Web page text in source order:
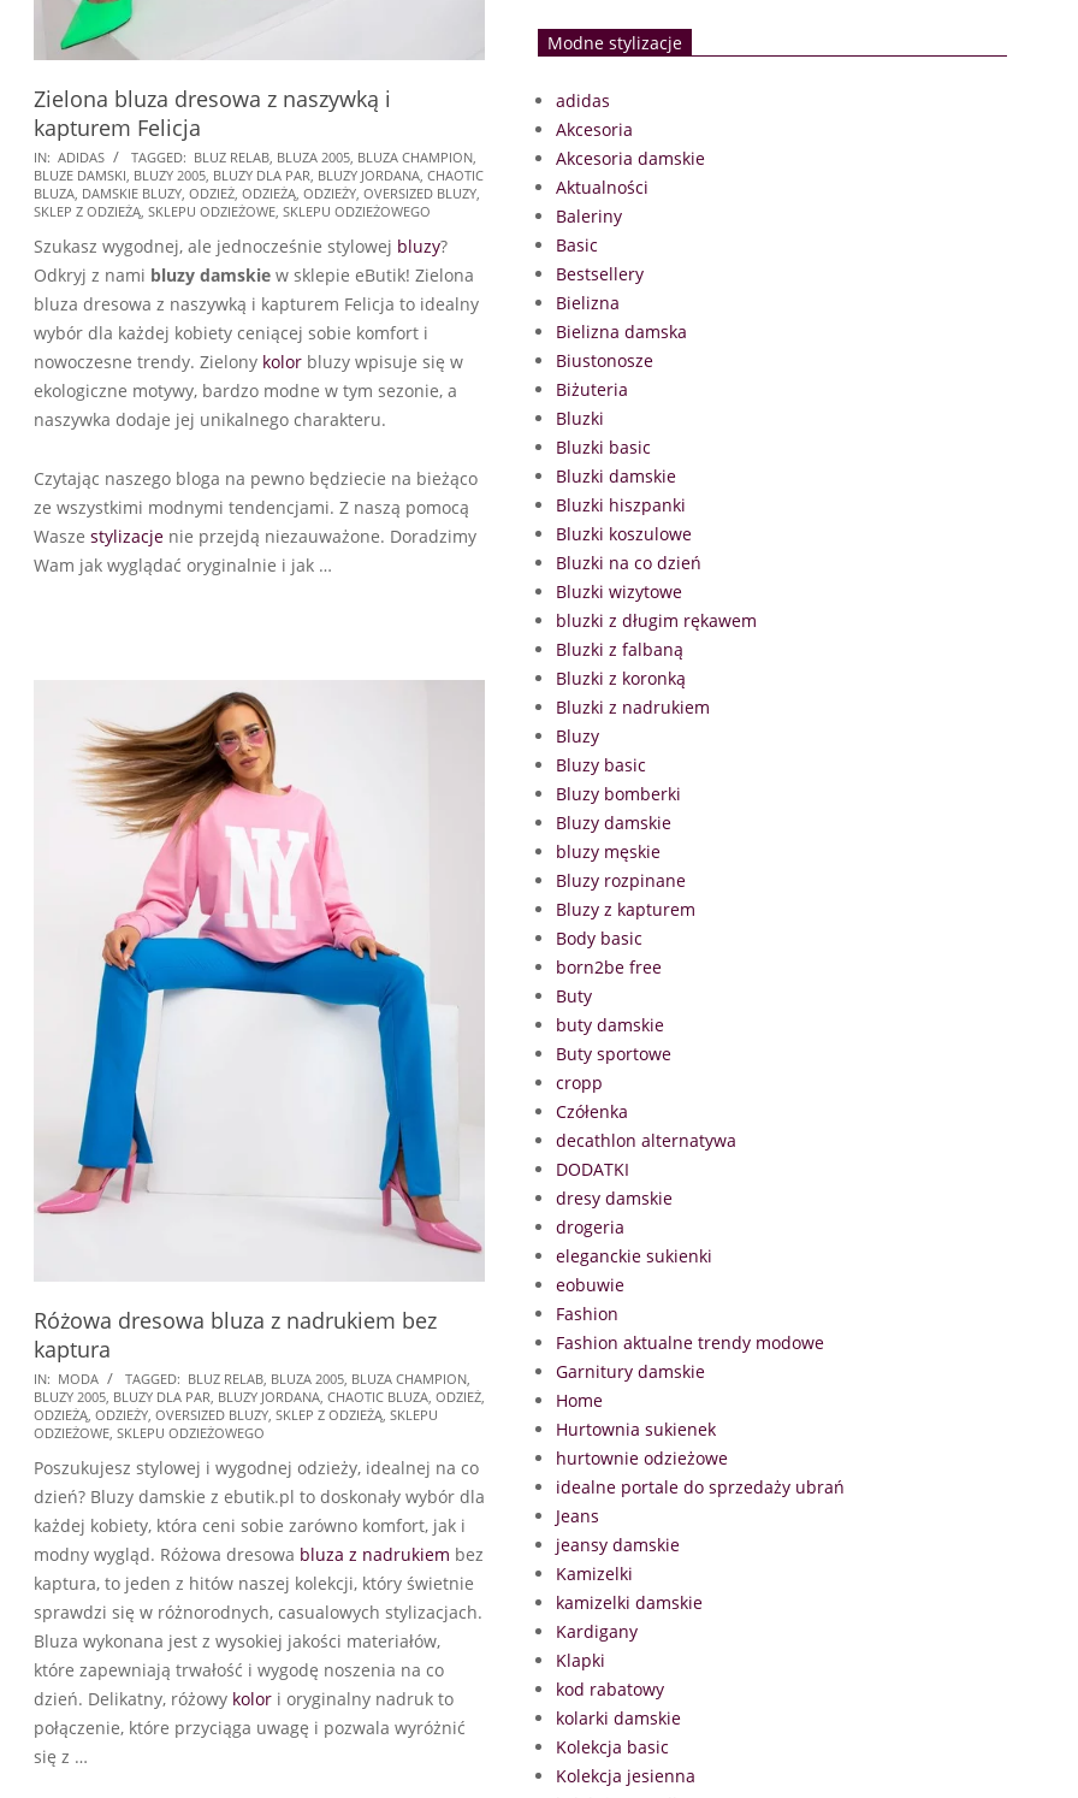
Zielona bluza dresowa z naszywką i
kapturem Felicja
2025-
08-
31
IN: ADIDAS TAGGED: BLUZ RELAB, BLUZA 2005, BLUZA CHAMPION,
BLUZE DAMSKI, BLUZY 2005, BLUZY DLA PAR, BLUZY JORDANA, CHAOTIC
BLUZA, DAMSKIE BLUZY, ODZIEŻ, ODZIEŻĄ, ODZIEŻY, OVERSIZED BLUZY,
SKLEP Z ODZIEŻĄ, SKLEPU ODZIEŻOWE, SKLEPU ODZIEŻOWEGO
Szukasz wygodnej, ale jednocześnie stylowej bluzy?
Odkryj z nami bluzy damskie w sklepie eButik! Zielona
bluza dresowa z naszywką i kapturem Felicja to idealny
wybór dla każdej kobiety ceniącej sobie komfort i
nowoczesne trendy. Zielony kolor bluzy wpisuje się w
ekologiczne motywy, bardzo modne w tym sezonie, a
naszywka dodaje jej unikalnego charakteru.
Czytając naszego bloga na pewno będziecie na bieżąco
ze wszystkimi modnymi tendencjami. Z naszą pomocą
Wasze stylizacje nie przejdą niezauważone. Doradzimy
Wam jak wyglądać oryginalnie i jak …
Różowa dresowa bluza z nadrukiem bez
kaptura
2024-
07-
21
IN: MODA TAGGED: BLUZ RELAB BLUZA 2005 BLUZA CHAMPION
BLUZY 2005 BLUZY DLA PAR BLUZY JORDANA CHAOTIC BLUZA ODZIEŻ
ODZIEŻĄ ODZIEŻY OVERSIZED BLUZY SKLEP Z ODZIEŻĄ SKLEPU
ODZIEŻOWE SKLEPU ODZIEŻOWEGO
Poszukujesz stylowej i wygodnej odzieży, idealnej na co
dzień? Bluzy damskie z ebutik.pl to doskonały wybór dla
każdej kobiety, która ceni sobie zarówno komfort, jak i
modny wygląd. Różowa dresowa bluza z nadrukiem bez
kaptura, to jeden z hitów naszej kolekcji, który świetnie
sprawdzi się w różnorodnych, casualowych stylizacjach.
Bluza wykonana jest z wysokiej jakości materiałów,
które zapewniają trwałość i wygodę noszenia na co
dzień. Delikatny, różowy kolor i oryginalny nadruk to
połączenie, które przyciąga uwagę i pozwala wyróżnić
się z …
Modne stylizacje
adidas
Akcesoria
Akcesoria damskie
Aktualności
Baleriny
Basic
Bestsellery
Bielizna
Bielizna damska
Biustonosze
Biżuteria
Bluzki
Bluzki basic
Bluzki damskie
Bluzki hiszpanki
Bluzki koszulowe
Bluzki na co dzień
Bluzki wizytowe
bluzki z długim rękawem
Bluzki z falbaną
Bluzki z koronką
Bluzki z nadrukiem
Bluzy
Bluzy basic
Bluzy bomberki
Bluzy damskie
bluzy męskie
Bluzy rozpinane
Bluzy z kapturem
Body basic
born2be free
Buty
buty damskie
Buty sportowe
cropp
Czółenka
decathlon alternatywa
DODATKI
dresy damskie
drogeria
eleganckie sukienki
eobuwie
Fashion
Fashion aktualne trendy modowe
Garnitury damskie
Home
Hurtownia sukienek
hurtownie odzieżowe
idealne portale do sprzedaży ubrań
Jeans
jeansy damskie
Kamizelki
kamizelki damskie
Kardigany
Klapki
kod rabatowy
kolarki damskie
Kolekcja basic
Kolekcja jesienna